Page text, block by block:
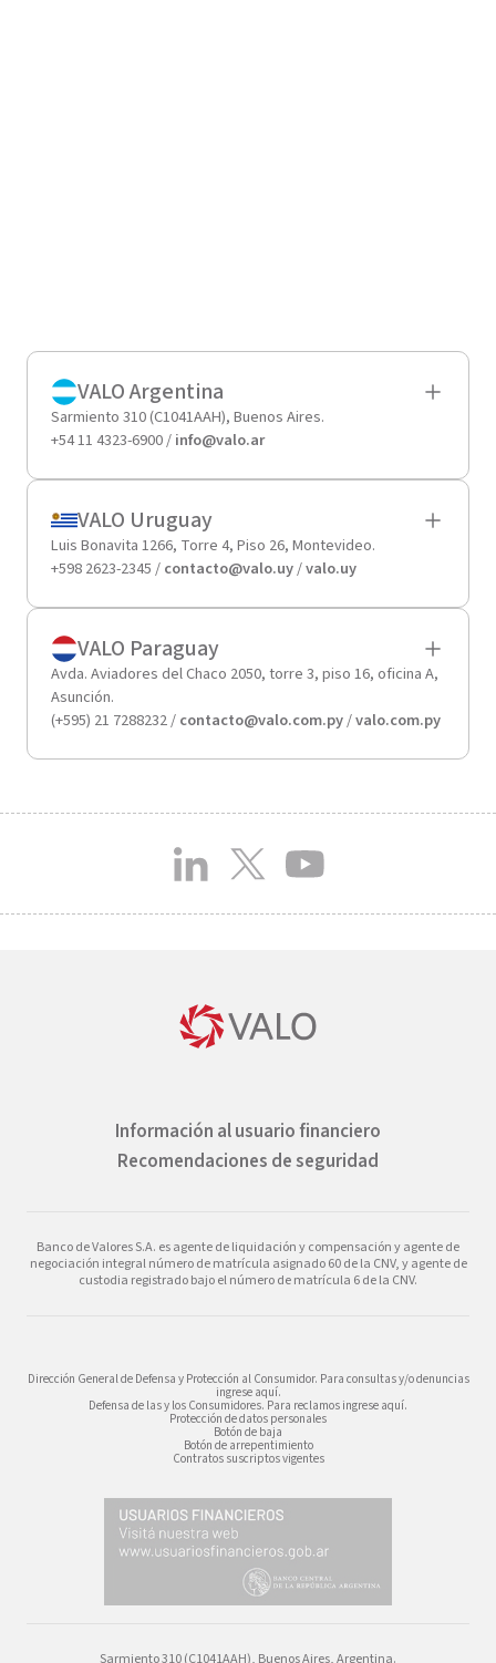
VALO Argentina
Sarmiento 310 (C1041AAH), Buenos Aires.
+54 11 4323-6900 /info@valo.ar
VALO Uruguay
Luis Bonavita 1266, Torre 4, Piso 26, Montevideo.
+598 2623-2345 /contacto@valo.uy/valo.uy
VALO Paraguay
Avda. Aviadores del Chaco 2050, torre 3, piso 16, oficina A,
Asunción.
(+595) 21 7288232 /contacto@valo.com.py/valo.com.py
Información al usuario financiero
Recomendaciones de seguridad
Banco de Valores S.A. es agente de liquidación y compensación y agente de
negociación integral número de matrícula asignado 60 de la CNV, y agente de
custodia registrado bajo el número de matrícula 6 de la CNV.
Dirección General de Defensa y Protección al Consumidor. Para consultas y/o denuncias
ingrese aquí.
Defensa de las y los Consumidores. Para reclamos ingrese aquí.
Protección de datos personales
Botón de baja
Botón de arrepentimiento
Contratos suscriptos vigentes
Sarmiento 310 (C1041AAH), Buenos Aires, Argentina.